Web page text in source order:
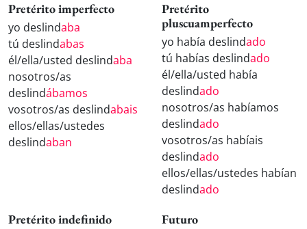
Pretérito imperfecto
yo deslindaba
tú deslindabas
él/ella/usted deslindaba
nosotros/as
deslindábamos
vosotros/as deslindabais
ellos/ellas/ustedes
deslindaban
Pretérito
pluscuamperfecto
yo había deslindado
tú habías deslindado
él/ella/usted había
deslindado
nosotros/as habíamos
deslindado
vosotros/as habíais
deslindado
ellos/ellas/ustedes habían
deslindado
Pretérito indefinido Futuro